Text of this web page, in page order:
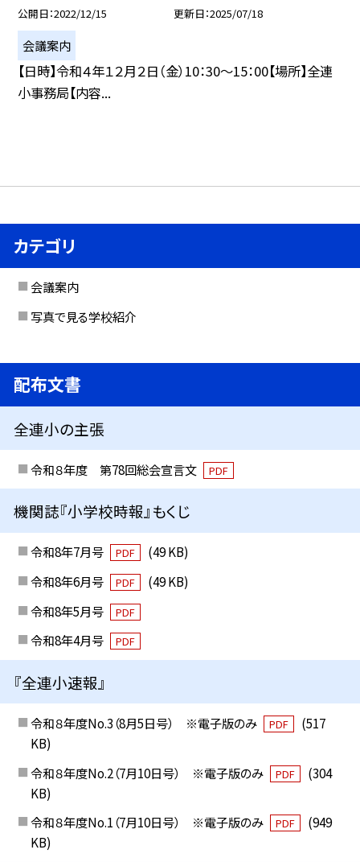
公開日 2022/12/15 更新日 2025/07/18
会議案内
【日時】令和４年１２月２日（金）10：30〜15：00【場所】全連
小事務局【内容...
カテゴリ
会議案内
写真で見る学校紹介
配布文書
全連小の主張
令和８年度 第78回総会宣言文 PDF
機関誌『小学校時報』もくじ
令和8年7月号 PDF
(49 KB)
令和8年6月号
PDF
(49 KB)
令和8年5月号
PDF
令和8年4月号 PDF
『全連小速報』
令和８年度No.3（8月5日号） ※電子版のみ PDF
(517
KB)
令和８年度No.2（7月10日号） ※電子版のみ
PDF
(304
KB)
令和８年度No.1（7月10日号） ※電子版のみ
PDF
(949
KB)